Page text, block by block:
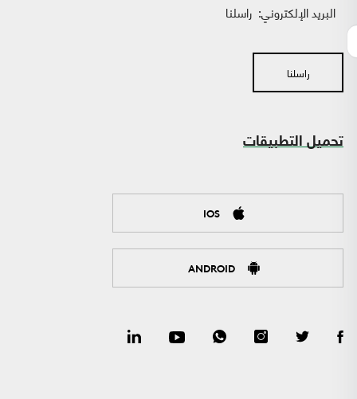
البريد الإلكتروني: راسلنا
راسلنا
تحميل التطبيقات
IOS
ANDROID